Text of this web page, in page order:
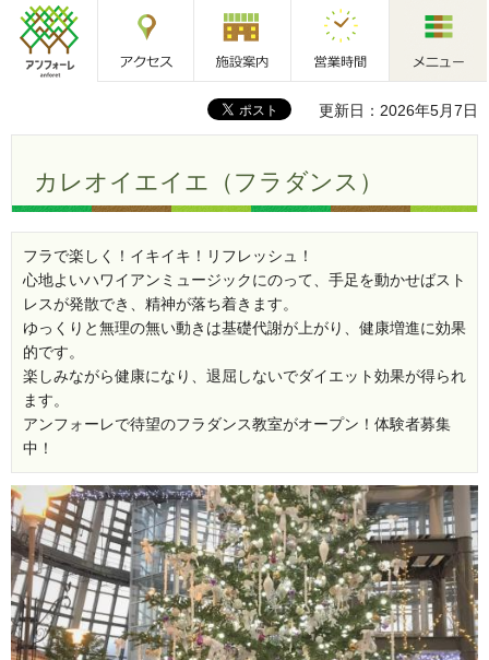
アンフォーレ 施設案内 営業時間
更新日：2026年5月7日
カレオイエイエ（フラダンス）
フラで楽しく！イキイキ！リフレッシュ！
心地よいハワイアンミュージックにのって、手足を動かせばスト
レスが発散でき、精神が落ち着きます。
ゆっくりと無理の無い動きは基礎代謝が上がり、健康増進に効果
的です。
楽しみながら健康になり、退屈しないでダイエット効果が得られ
ます。
アンフォーレで待望のフラダンス教室がオープン！体験者募集
中！